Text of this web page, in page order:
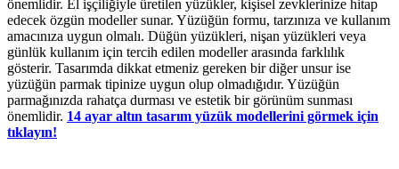
önemlidir. El işçiliğiyle üretilen yüzükler, kişisel zevklerinize hitap
edecek özgün modeller sunar. Yüzüğün formu, tarzınıza ve kullanım
amacınıza uygun olmalı. Düğün yüzükleri, nişan yüzükleri veya
günlük kullanım için tercih edilen modeller arasında farklılık
gösterir. Tasarımda dikkat etmeniz gereken bir diğer unsur ise
yüzüğün parmak tipinize uygun olup olmadığıdır. Yüzüğün
parmağınızda rahatça durması ve estetik bir görünüm sunması
önemlidir. 14 ayar altın tasarım yüzük modellerini görmek için
tıklayın!